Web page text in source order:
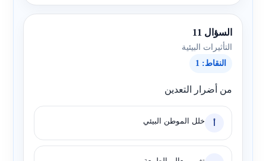
السؤال 11
التأثيرات البيئية
النقاط: 1
من أضرار التعدين
أ خلل الموطن البيئي